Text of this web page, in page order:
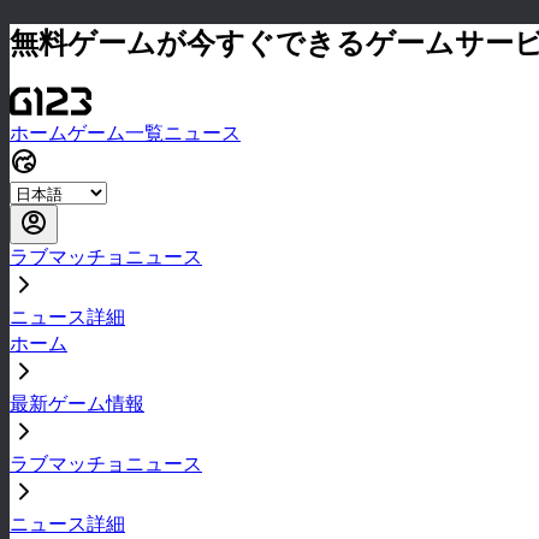
無料ゲームが今すぐできるゲームサー
ホームゲーム一覧ニュース
ラブマッチョニュース
ニュース詳細
ホーム
最新ゲーム情報
ラブマッチョニュース
ニュース詳細